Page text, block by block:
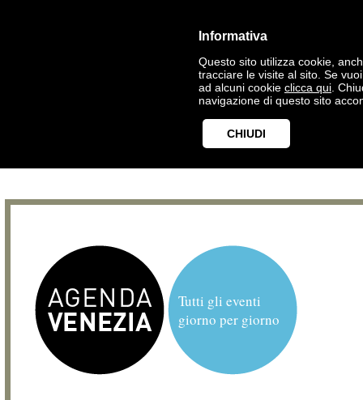
Informativa
Questo sito utilizza cookie,
tracciare le visite al sito. Se
ad alcuni cookie clicca qui .
navigazione di questo sito
CHIUDI
Tutti gli eventi
giorno per giorno